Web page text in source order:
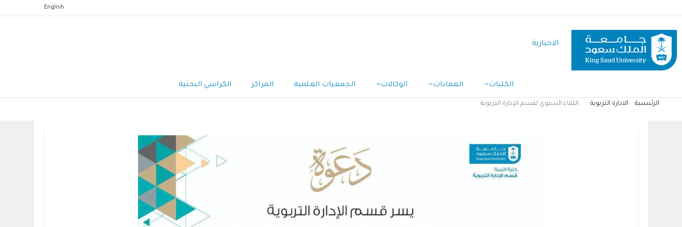
المحتوى
الرئيسي
English
الاخبارية
Navigation
الكليات العمادات الوكالات الجمعيات العلمية المراكز الكراسي البحثية
الرئيسية الادارة التربوية اللقاء السنوي لقسم الإدارة التربوية